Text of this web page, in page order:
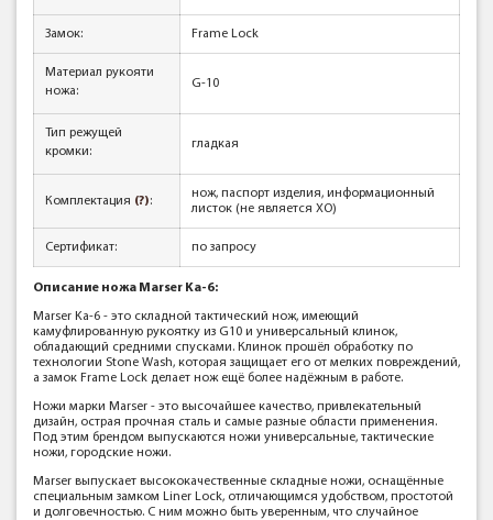
Замок: Frame Lock
Материал рукояти
ножа:
G-10
Тип режущей
кромки:
гладкая
Комплектация (?):
нож, паспорт изделия, информационный
листок (не является ХО)
Сертификат: по запросу
Описание ножа Marser Ka-6:
Marser Ka-6 - это складной тактический нож, имеющий
камуфлированную рукоятку из G10 и универсальный клинок,
обладающий средними спусками. Клинок прошёл обработку по
технологии Stone Wash, которая защищает его от мелких повреждений,
а замок Frame Lock делает нож ещё более надёжным в работе.
Ножи марки Marser - это высочайшее качество, привлекательный
дизайн, острая прочная сталь и самые разные области применения.
Под этим брендом выпускаются ножи универсальные, тактические
ножи, городские ножи.
Marser выпускает высококачественные складные ножи, оснащённые
специальным замком Liner Lock, отличающимся удобством, простотой
и долговечностью. С ним можно быть уверенным, что случайное